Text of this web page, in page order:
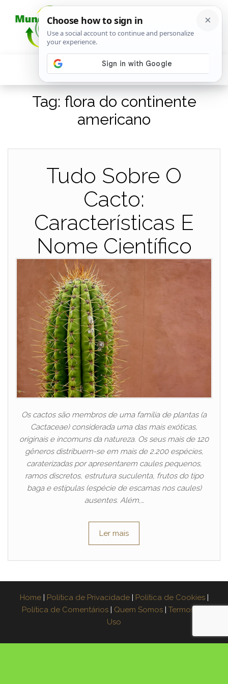
Tag: flora do continente
americano
Tudo Sobre O
Cacto:
Características E
Nome Científico
Os cactos são membros de uma família de plantas (a
Cactaceae) considerada uma das mais exóticas,
originais e incomuns da natureza. Os seus mais de 120
gêneros distribuem-se em mais de 2.200 espécies,
caraterizadas por apresentarem caules pequenos,
ramos discretos, estrutura suculenta, frutos do tipo
baga e estípulas (espécie de escamas nos caules)
ausentes. Além,…
Ler mais
Home Política de Privacidade Política de Cookies
Política de Comentários
Quem Somos
Termos de
Uso